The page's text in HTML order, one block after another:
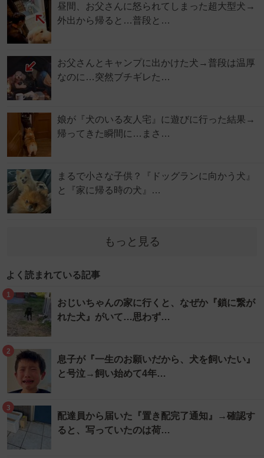
昼間、お父さんに怒られてしまった超大型犬→
外出から帰ると…普段と…
お父さんとキャンプに出かけた犬→普段は温厚
なのに…突然ブチギレた…
娘が『犬のいる友人宅』に遊びに行った結果→
帰ってきた瞬間に…まさ…
まるで小さな子供？『ドッグランに向かう犬』
と『家に帰る時の犬』…
もっと見る
よく読まれている記事
1
おじいちゃんの家に行くと、なぜか『鎖に繋が
れた犬』がいて…思わず…
2
息子が『一生のお願いだから、犬を飼いたい』
と号泣→飼い始めて4年…
3
配達員から届いた『置き配完了通知』→確認す
ると、写っていたのは荷…